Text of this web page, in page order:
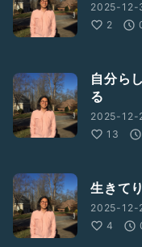
2025-12-
2
自分ら
る
2025-12-
13
生きて
2025-12-
4